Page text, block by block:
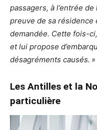
passagers, à l’entrée
preuve de sa résidence
demandée. Cette fois-
et lui propose
désagréments causés. »
Les Antilles et la
particulière